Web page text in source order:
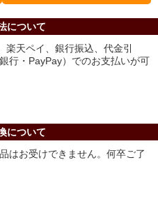
について
天ペイ、銀行振込、代金引
行・PayPay）でのお支払いが可
について
はお受けできません。何卒ご了